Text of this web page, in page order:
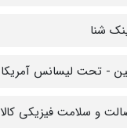
شنا
- تحت لیسانس آمریکا
و سلامت فیزیکی کالا